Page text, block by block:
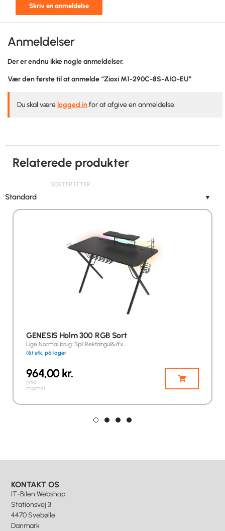
Skriv en anmeldelse
Anmeldelser
Der er endnu ikke nogle anmeldelser.
Vær den første til at anmelde “Zioxi M1-290C-8S-AIO-EU”
Du skal være logged infor at afgive en anmeldelse.
Relaterede produkter
SORTER EFTER
Standard ▼
GENESIS Holm 300 RGB Sort
Lige Normal brug: Spil Rektangul&#x…
(6) stk. på lager
964,00kr.
(inkl.
moms)
KONTAKT OS
IT-Bilen Webshop
Stationsvej 3
4470 Svebølle
Danmark